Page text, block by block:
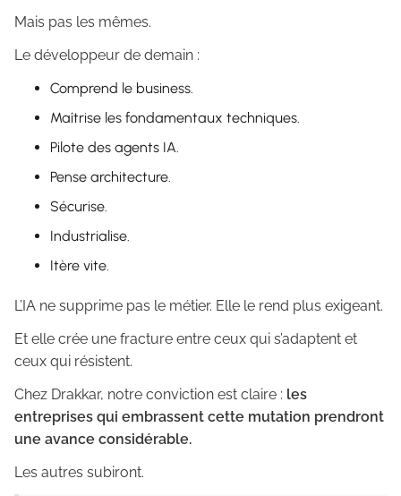
Mais pas les mêmes.
Le développeur de demain :
Comprend le business.
Maîtrise les fondamentaux techniques.
Pilote des agents IA.
Pense architecture.
Sécurise.
Industrialise.
Itère vite.
L’IA ne supprime pas le métier. Elle le rend plus exigeant.
Et elle crée une fracture entre ceux qui s’adaptent et
ceux qui résistent.
Chez Drakkar, notre conviction est claire : les
entreprises qui embrassent cette mutation prendront
une avance considérable.
Les autres subiront.